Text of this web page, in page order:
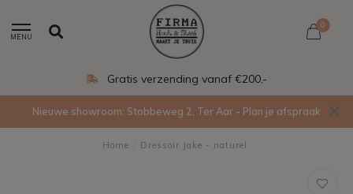
MENU
0
Eigen productie in Ede
Nieuwe showroom: Stobbeweg 2, Ter Aar - Plan je afspraak
Home Dressoir Jake - naturel